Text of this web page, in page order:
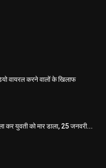
वायरल करने वालों के खिलाफ
कर युवती को मार डाला, 25 जनवरी...